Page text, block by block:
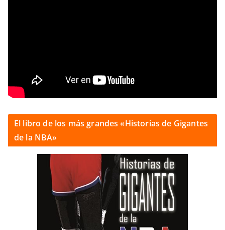
El libro de los más grandes «Historias de Gigantes
de la NBA»